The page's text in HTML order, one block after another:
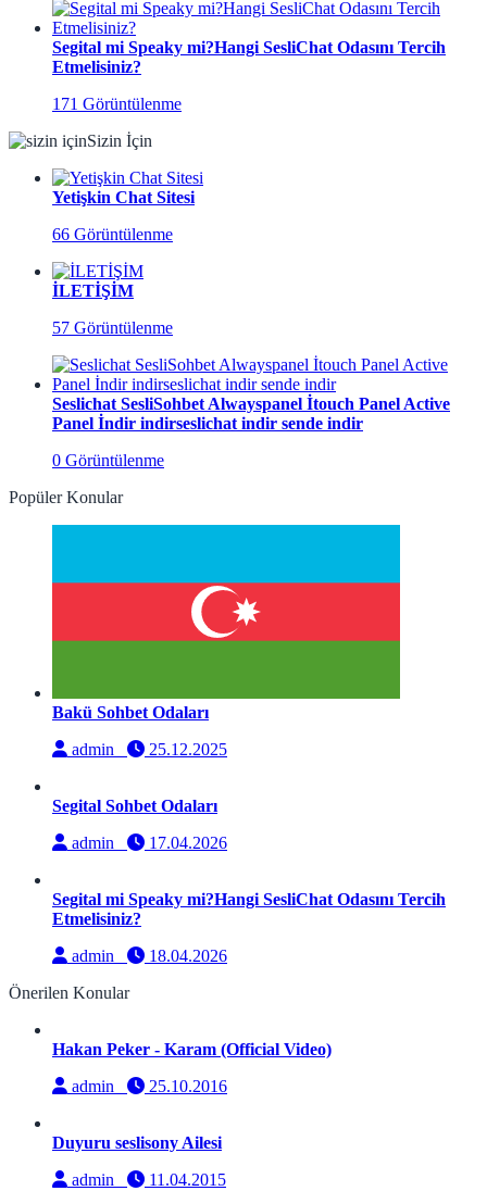
Segital mi Speaky mi?Hangi SesliChat Odasını Tercih
Etmelisiniz?
171 Görüntülenme
Sizin İçin
Yetişkin Chat Sitesi
66 Görüntülenme
İLETİŞİM
57 Görüntülenme
Seslichat SesliSohbet Alwayspanel İtouch Panel Active
Panel İndir indirseslichat indir sende indir
0 Görüntülenme
Popüler Konular
Bakü Sohbet Odaları
admin
25.12.2025
Segital Sohbet Odaları
admin
17.04.2026
Segital mi Speaky mi?Hangi SesliChat Odasını Tercih
Etmelisiniz?
admin
18.04.2026
Önerilen Konular
Hakan Peker - Karam (Official Video)
admin
25.10.2016
Duyuru seslisony Ailesi
admin
11.04.2015